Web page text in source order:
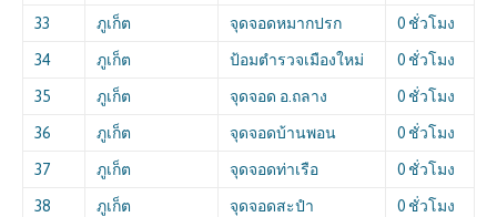
33 ภูเก็ต จุดจอดหมากปรก 0 ชั่วโมง
34 ภูเก็ต ป้อมตำรวจเมืองใหม่ 0 ชั่วโมง
35 ภูเก็ต จุดจอด อ.ถลาง 0 ชั่วโมง
36 ภูเก็ต จุดจอดบ้านพอน 0 ชั่วโมง
37 ภูเก็ต จุดจอดท่าเรือ 0 ชั่วโมง
38 ภูเก็ต จุดจอดสะปำ 0 ชั่วโมง